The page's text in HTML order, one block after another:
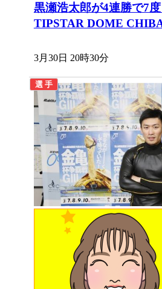
黒瀬浩太郎が4連勝で7
TIPSTAR DOME
3月30日 20時30分